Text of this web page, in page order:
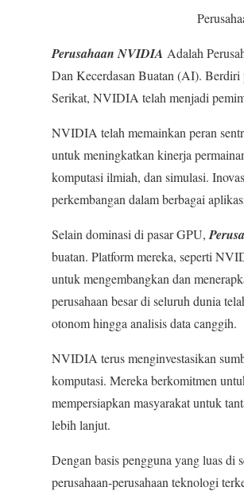
Perusahaan NVIDIA Adalah
Dan Kecerdasan Buatan (AI).
Serikat, NVIDIA telah menjadi
NVIDIA telah memainkan peran
untuk meningkatkan kinerja
komputasi ilmiah, dan simulasi.
perkembangan dalam berbagai
Selain dominasi di pasar GPU,
buatan. Platform mereka, seperti
untuk mengembangkan dan
perusahaan besar di seluruh dunia
otonom hingga analisis data canggih.
NVIDIA terus menginvestasikan
komputasi. Mereka berkomitmen
mempersiapkan masyarakat untuk
lebih lanjut.
Dengan basis pengguna yang luas di
perusahaan-perusahaan teknologi